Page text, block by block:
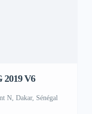
V6
N, Dakar, Sénégal